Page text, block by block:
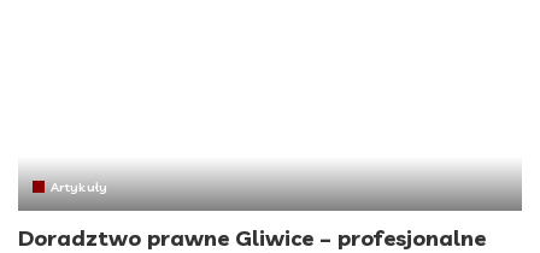
Artykuły
Doradztwo prawne Gliwice – profesjonalne